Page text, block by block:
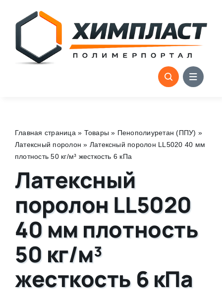
content
Главная страница » Товары » Пенополиуретан (ППУ) »
Латексный поролон » Латексный поролон LL5020 40 мм
плотность 50 кг/м³ жесткость 6 кПа
Латексный
поролон LL5020
40 мм плотность
50 кг/м³
жесткость 6 кПа